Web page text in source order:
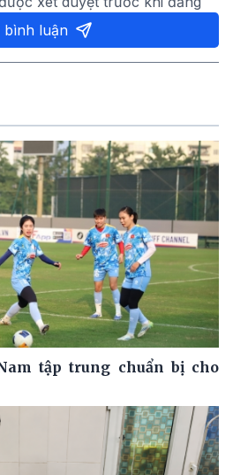
bình luận
tập trung chuẩn bị cho